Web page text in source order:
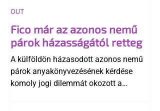
Fico már az azonos nemű
párok házasságától retteg
A külföldön házasodott azonos nemű
párok anyakönyvezésének kérdése
komoly jogi dilemmát okozott a
OUT